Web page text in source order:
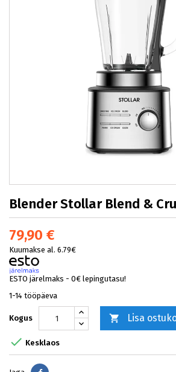
Blender Stollar Blend &
79,90 €
Kuumakse al. 6.79€
ESTO järelmaks - 0€ lepingutasu!
1-14 tööpäeva
Kogus  Lisa
 Kesklaos